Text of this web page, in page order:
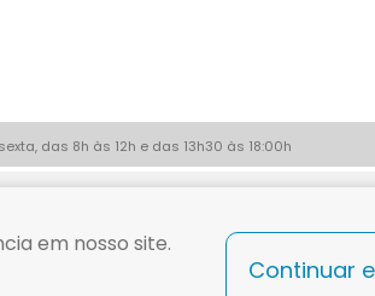
das 8h às 12h e das 13h30 às 18:00h
em nosso site.
Continuar